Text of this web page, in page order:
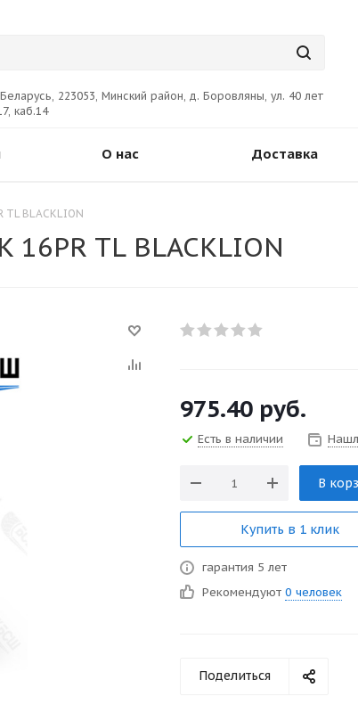
223053, Минский район, д. Боровляны, ул. 40 лет
каб.14
О нас Доставка
TL BLACKLION
TL BLACKLION
975.40 руб.
Есть в наличии
В
Купить в 1 клик
гарантия 5 лет
Рекомендуют 0 человек
Поделиться